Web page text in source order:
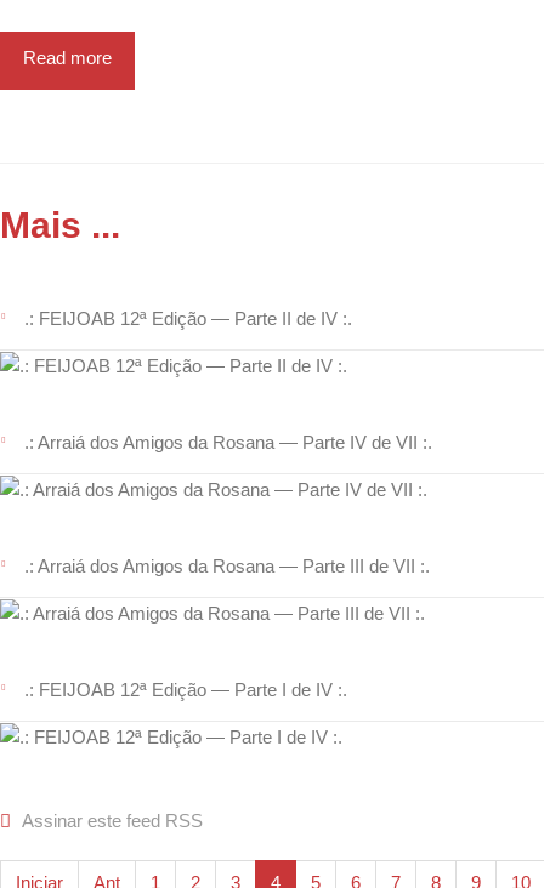
Read more
Mais ...
.: FEIJOAB 12ª Edição — Parte II de IV :.
.: Arraiá dos Amigos da Rosana — Parte IV de VII :.
.: Arraiá dos Amigos da Rosana — Parte III de VII :.
.: FEIJOAB 12ª Edição — Parte I de IV :.
Assinar este feed RSS
Iniciar Ant 1 2 3 4 5 6 7 8 9 10